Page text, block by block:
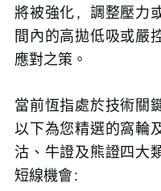
將被強化，調整壓力
間內的高拋低吸或嚴
應對之策。
當前恆指處於技術關
以下為您精選的窩輪
沽、牛證及熊證四大
短線機會：